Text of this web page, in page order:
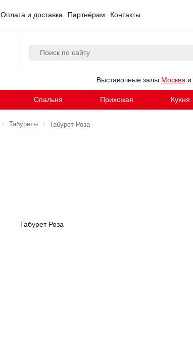
Оплата и доставка Партнёрам Контакты
Выставочные залы Москва и
Спальня Прихожая Кухня
Табуреты Табурет Роза